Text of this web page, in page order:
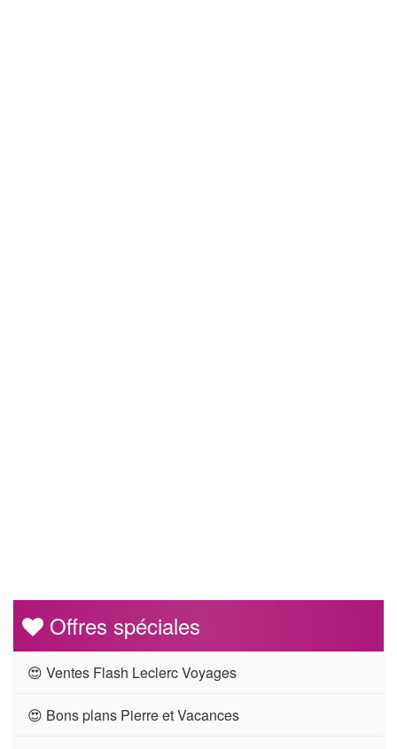
Offres spéciales
😍 Ventes Flash Leclerc Voyages
😍 Bons plans Pierre et Vacances